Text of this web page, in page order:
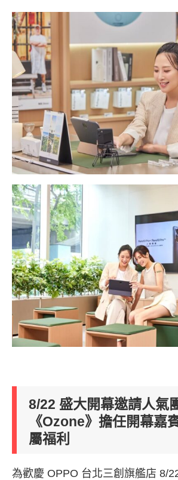
8/22 盛大開幕邀請人氣
《Ozone》擔任開幕嘉
屬福利
為歡慶 OPPO 台北三創旗艦店 8/